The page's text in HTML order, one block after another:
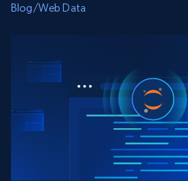
Blog/Web Data